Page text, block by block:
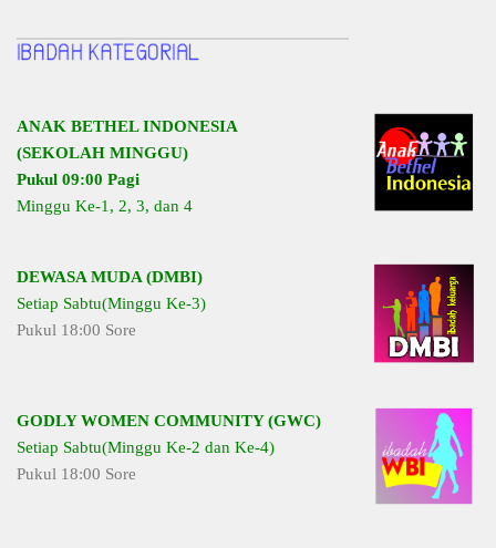
ANAK BETHEL INDONESIA
(SEKOLAH MINGGU)
Pukul 09:00 Pagi
Minggu Ke-1, 2, 3, dan 4
DEWASA MUDA (DMBI)
Setiap Sabtu(Minggu Ke-3)
Pukul 18:00 Sore
GODLY WOMEN COMMUNITY (GWC)
Setiap Sabtu(Minggu Ke-2 dan Ke-4)
Pukul 18:00 Sore